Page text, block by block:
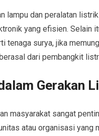
lampu dan peralatan
yang efisien. Selain
tenaga surya, jika
dari pembangkit
Gerakan
masyarakat sangat
atau organisasi